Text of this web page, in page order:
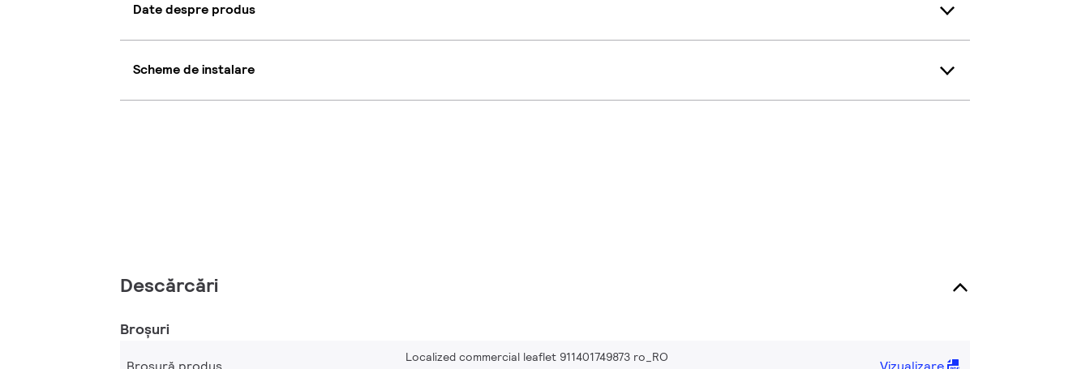
Date despre produs
Scheme de instalare
Descărcări
Broșuri
Localized commercial leaflet 911401749873 ro_RO